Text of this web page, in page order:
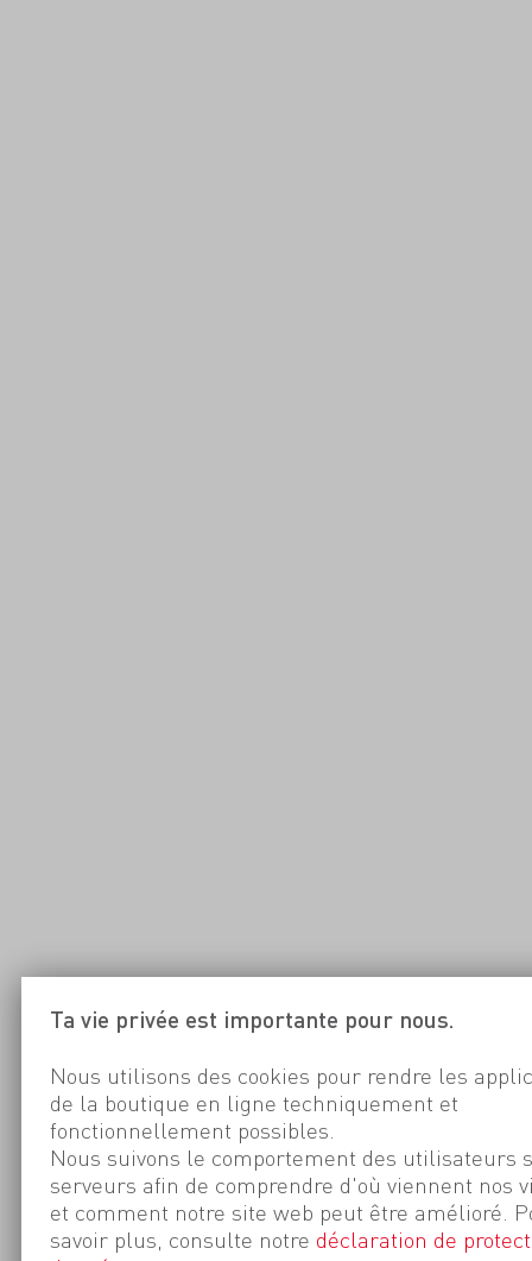
Ta vie privée est importante pour nous.
Nous utilisons des cookies pour rendre les
de la boutique en ligne techniquement et
fonctionnellement possibles.
Nous suivons le comportement des utilisateurs
serveurs afin de comprendre d'où viennent nos
et comment notre site web peut être amélioré.
savoir plus, consulte notre déclaration de